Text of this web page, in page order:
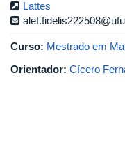
Lattes
Curso: Mestrado em
Orientador: Cícero